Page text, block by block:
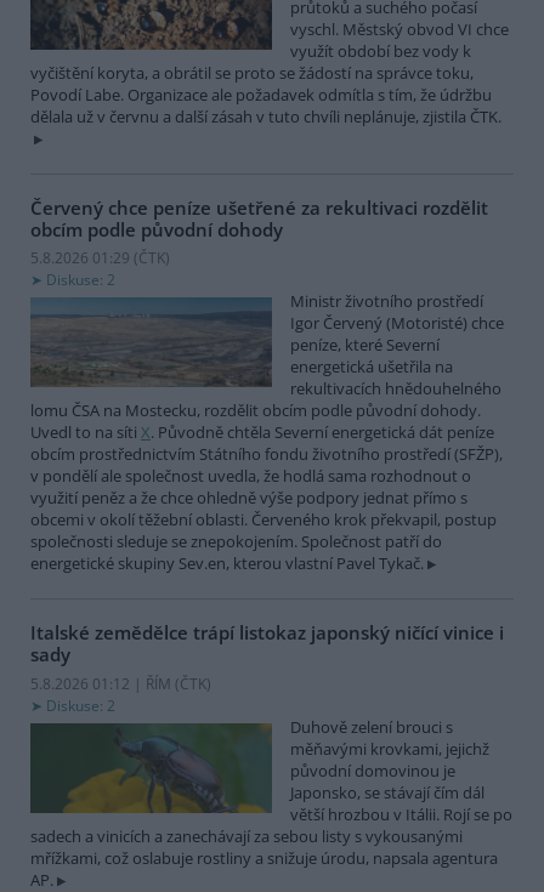
průtoků a suchého počasí
vyschl. Městský obvod VI chce
využít období bez vody k
vyčištění koryta, a obrátil se proto se žádostí na správce toku,
Povodí Labe. Organizace ale požadavek odmítla s tím, že údržbu
dělala už v červnu a další zásah v tuto chvíli neplánuje, zjistila ČTK.
Červený chce peníze ušetřené za rekultivaci rozdělit
obcím podle původní dohody
5.8.2026 01:29 (ČTK)
Diskuse: 2
Ministr životního prostředí
Igor Červený (Motoristé) chce
peníze, které Severní
energetická ušetřila na
rekultivacích hnědouhelného
lomu ČSA na Mostecku, rozdělit obcím podle původní dohody.
Uvedl to na síti X. Původně chtěla Severní energetická dát peníze
obcím prostřednictvím Státního fondu životního prostředí (SFŽP),
v pondělí ale společnost uvedla, že hodlá sama rozhodnout o
využití peněz a že chce ohledně výše podpory jednat přímo s
obcemi v okolí těžební oblasti. Červeného krok překvapil, postup
společnosti sleduje se znepokojením. Společnost patří do
energetické skupiny Sev.en, kterou vlastní Pavel Tykač.
Italské zemědělce trápí listokaz japonský ničící vinice i
sady
5.8.2026 01:12 | ŘÍM (ČTK)
Diskuse: 2
Duhově zelení brouci s
měňavými krovkami, jejichž
původní domovinou je
Japonsko, se stávají čím dál
větší hrozbou v Itálii. Rojí se po
sadech a vinicích a zanechávají za sebou listy s vykousanými
mřížkami, což oslabuje rostliny a snižuje úrodu, napsala agentura
AP.